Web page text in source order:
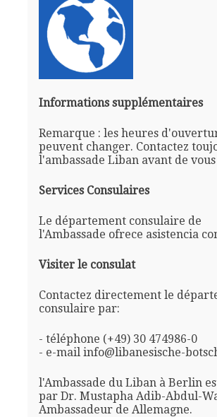
Informations supplémentaires
Remarque : les heures
peuvent changer. Contactez
l'ambassade Liban avant de
Services Consulaires
Le département consulaire de
l'Ambassade ofrece asistencia
Visiter le consulat
Contactez directement le
consulaire par:
- téléphone (+49) 30 474986-0
- e-mail info@libanesische-
l'Ambassade du Liban à Berlin
par Dr. Mustapha Adib-Abdul-
Ambassadeur de Allemagne.